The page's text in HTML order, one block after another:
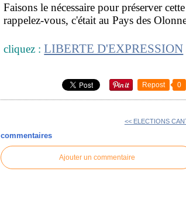
Faisons le nécessaire pour préserver
rappelez-vous, c'était au Pays des
cliquez :LIBERTE D'EXPRESSION
Repost 0
<< ELECTIONS
commentaires
Ajouter un commentaire